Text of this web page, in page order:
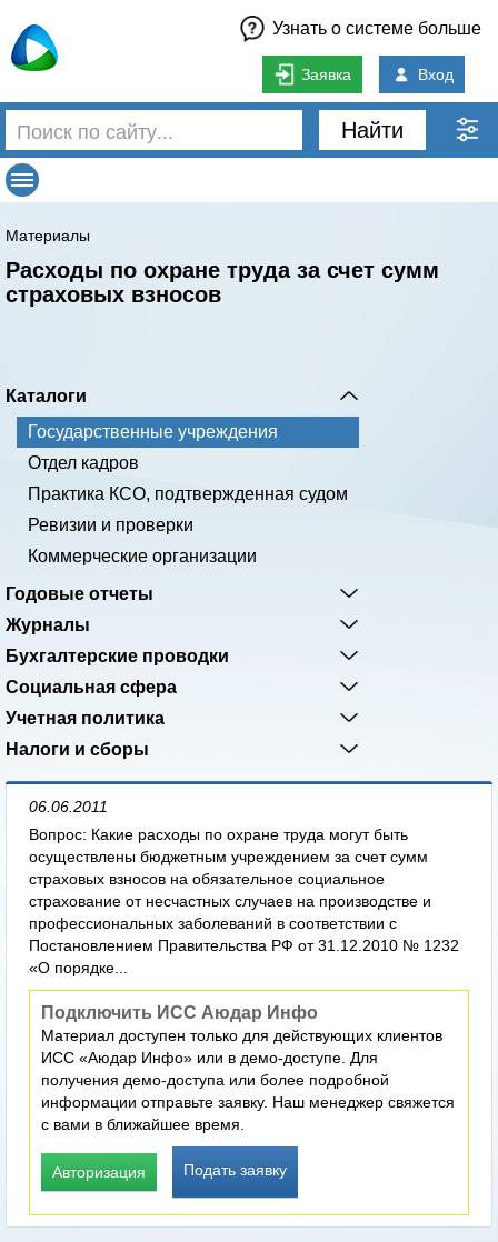
Узнать о системе больше
Заявка Вход
Найти
Материалы
Расходы по охране труда за счет сумм
страховых взносов
Каталоги
Государственные учреждения
Отдел кадров
Практика КСО, подтвержденная судом
Ревизии и проверки
Коммерческие организации
Годовые отчеты
Журналы
Бухгалтерские проводки
Социальная сфера
Учетная политика
Налоги и сборы
06.06.2011
Вопрос: Какие расходы по охране труда могут быть
осуществлены бюджетным учреждением за счет сумм
страховых взносов на обязательное социальное
страхование от несчастных случаев на производстве и
профессиональных заболеваний в соответствии с
Постановлением Правительства РФ от 31.12.2010 № 1232
«О порядке...
Подключить ИСС Аюдар Инфо
Материал доступен только для действующих клиентов
ИСС «Аюдар Инфо» или в демо-доступе. Для
получения демо-доступа или более подробной
информации отправьте заявку. Наш менеджер свяжется
с вами в ближайшее время.
Авторизация Подать заявку